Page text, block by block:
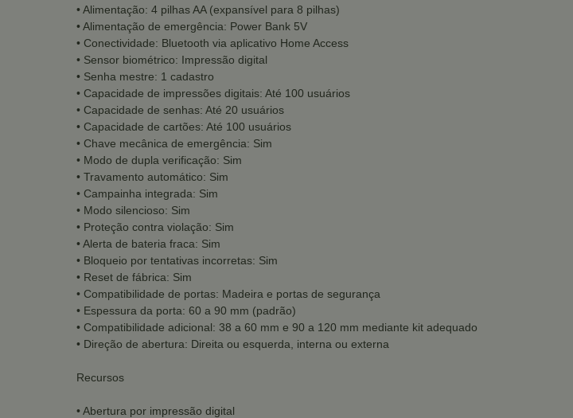
• Alimentação: 4 pilhas AA (expansível para 8 pilhas)
• Alimentação de emergência: Power Bank 5V
• Conectividade: Bluetooth via aplicativo Home Access
• Sensor biométrico: Impressão digital
• Senha mestre: 1 cadastro
• Capacidade de impressões digitais: Até 100 usuários
• Capacidade de senhas: Até 20 usuários
• Capacidade de cartões: Até 100 usuários
• Chave mecânica de emergência: Sim
• Modo de dupla verificação: Sim
• Travamento automático: Sim
• Campainha integrada: Sim
• Modo silencioso: Sim
• Proteção contra violação: Sim
• Alerta de bateria fraca: Sim
• Bloqueio por tentativas incorretas: Sim
• Reset de fábrica: Sim
• Compatibilidade de portas: Madeira e portas de segurança
• Espessura da porta: 60 a 90 mm (padrão)
• Compatibilidade adicional: 38 a 60 mm e 90 a 120 mm mediante kit adequado
• Direção de abertura: Direita ou esquerda, interna ou externa
Recursos
• Abertura por impressão digital